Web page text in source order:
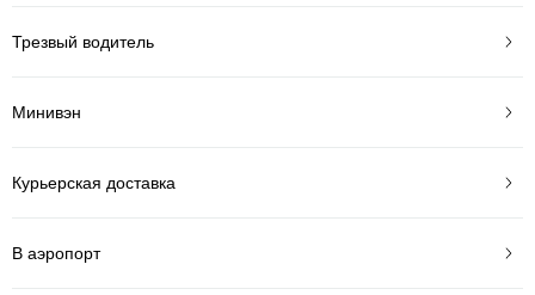
Трезвый водитель
Минивэн
Курьерская доставка
В аэропорт